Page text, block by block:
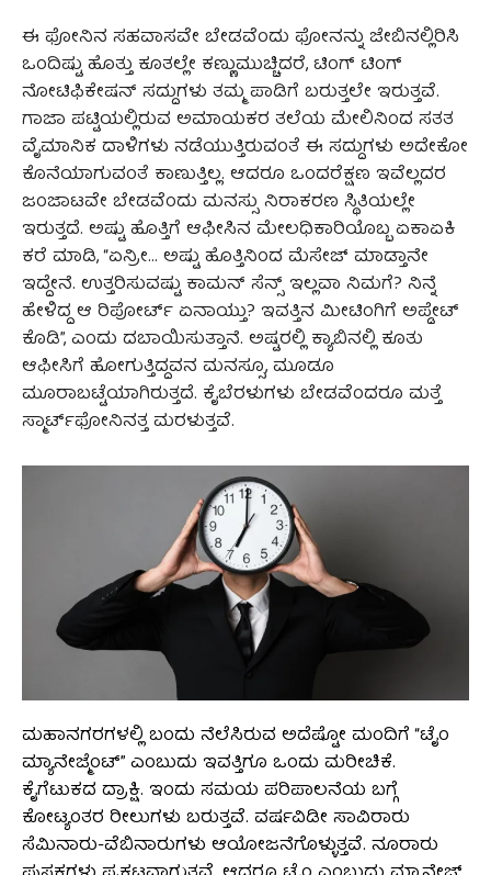
ಈ ಫೋನಿನ ಸಹವಾಸವೇ ಬೇಡವೆಂದು ಫೋನನ್ನು ಜೇಬಿನಲ್ಲಿರಿಸಿ
ಒಂದಿಷ್ಟು ಹೊತ್ತು ಕೂತಲ್ಲೇ ಕಣ್ಣುಮುಚ್ಚಿದರೆ, ಟಿಂಗ್ ಟಿಂಗ್
ನೋಟಿಫಿಕೇಷನ್ ಸದ್ದುಗಳು ತಮ್ಮ ಪಾಡಿಗೆ ಬರುತ್ತಲೇ ಇರುತ್ತವೆ.
ಗಾಜಾ ಪಟ್ಟಿಯಲ್ಲಿರುವ ಅಮಾಯಕರ ತಲೆಯ ಮೇಲಿನಿಂದ ಸತತ
ವೈಮಾನಿಕ ದಾಳಿಗಳು ನಡೆಯುತ್ತಿರುವಂತೆ ಈ ಸದ್ದುಗಳು ಅದೇಕೋ
ಕೊನೆಯಾಗುವಂತೆ ಕಾಣುತ್ತಿಲ್ಲ. ಆದರೂ ಒಂದರೆಕ್ಷಣ ಇವೆಲ್ಲದರ
ಜಂಜಾಟವೇ ಬೇಡವೆಂದು ಮನಸ್ಸು ನಿರಾಕರಣ ಸ್ಥಿತಿಯಲ್ಲೇ
ಇರುತ್ತದೆ. ಅಷ್ಟು ಹೊತ್ತಿಗೆ ಆಫೀಸಿನ ಮೇಲಧಿಕಾರಿಯೊಬ್ಬ ಏಕಾಏಕಿ
ಕರೆ ಮಾಡಿ, “ಏನ್ರೀ… ಅಷ್ಟು ಹೊತ್ತಿನಿಂದ ಮೆಸೇಜ್ ಮಾಡ್ತಾನೇ
ಇದ್ದೇನೆ. ಉತ್ತರಿಸುವಷ್ಟು ಕಾಮನ್ ಸೆನ್ಸ್ ಇಲ್ಲವಾ ನಿಮಗೆ? ನಿನ್ನೆ
ಹೇಳಿದ್ದ ಆ ರಿಪೋರ್ಟ್ ಏನಾಯ್ತು? ಇವತ್ತಿನ ಮೀಟಿಂಗಿಗೆ ಅಪ್ಡೇಟ್
ಕೊಡಿ”, ಎಂದು ದಬಾಯಿಸುತ್ತಾನೆ. ಅಷ್ಟರಲ್ಲಿ ಕ್ಯಾಬಿನಲ್ಲಿ ಕೂತು
ಆಫೀಸಿಗೆ ಹೋಗುತ್ತಿದ್ದವನ ಮನಸ್ಸೂ, ಮೂಡೂ
ಮೂರಾಬಟ್ಟೆಯಾಗಿರುತ್ತದೆ. ಕೈಬೆರಳುಗಳು ಬೇಡವೆಂದರೂ ಮತ್ತೆ
ಸ್ಮಾರ್ಟ್‌ಫೋನಿನತ್ತ ಮರಳುತ್ತವೆ.
ಮಹಾನಗರಗಳಲ್ಲಿ ಬಂದು ನೆಲೆಸಿರುವ ಅದೆಷ್ಟೋ ಮಂದಿಗೆ “ಟೈಂ
ಮ್ಯಾನೇಜ್ಮೆಂಟ್” ಎಂಬುದು ಇವತ್ತಿಗೂ ಒಂದು ಮರೀಚಿಕೆ.
ಕೈಗೆಟುಕದ ದ್ರಾಕ್ಷಿ. ಇಂದು ಸಮಯ ಪರಿಪಾಲನೆಯ ಬಗ್ಗೆ
ಕೋಟ್ಯಂತರ ರೀಲುಗಳು ಬರುತ್ತವೆ. ವರ್ಷವಿಡೀ ಸಾವಿರಾರು
ಸೆಮಿನಾರು-ವೆಬಿನಾರುಗಳು ಆಯೋಜನೆಗೊಳ್ಳುತ್ತವೆ. ನೂರಾರು